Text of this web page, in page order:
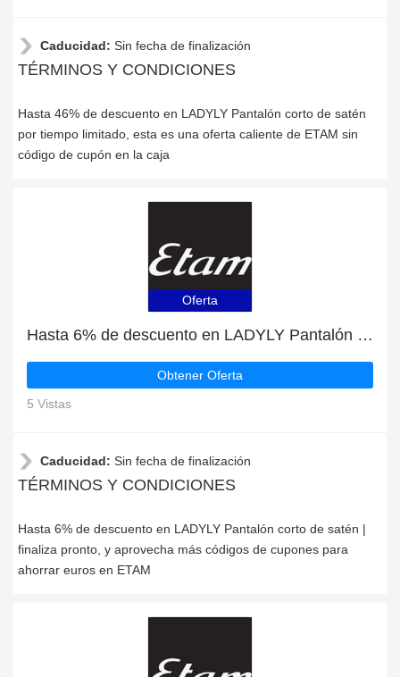
Caducidad: Sin fecha de finalización
TÉRMINOS Y CONDICIONES
Hasta 46% de descuento en LADYLY Pantalón corto de satén
por tiempo limitado, esta es una oferta caliente de ETAM sin
código de cupón en la caja
Oferta
Hasta 6% de descuento en LADYLY Pantalón corto de satén | finaliza pronto
Obtener Oferta
5 Vistas
Caducidad: Sin fecha de finalización
TÉRMINOS Y CONDICIONES
Hasta 6% de descuento en LADYLY Pantalón corto de satén |
finaliza pronto, y aprovecha más códigos de cupones para
ahorrar euros en ETAM